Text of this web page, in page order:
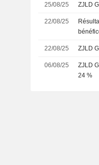
25/08/25 ZJLD
22/08/25
22/08/25 ZJLD
06/08/25
ZJLD
24 %